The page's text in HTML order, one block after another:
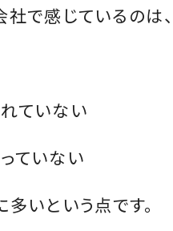
で感じているのは
ていない
ていない
いという点です。